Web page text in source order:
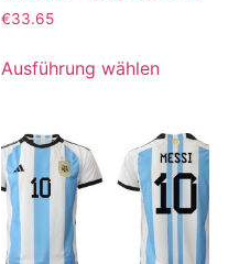
€33.65
Ausführung wählen